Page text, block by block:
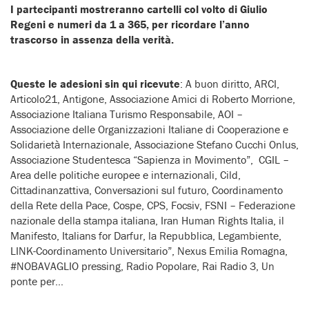
I partecipanti mostreranno cartelli col volto di Giulio
Regeni e numeri da 1 a 365, per ricordare l’anno
trascorso in assenza della verità.
Queste le adesioni sin qui ricevute: A buon diritto, ARCI,
Articolo21, Antigone, Associazione Amici di Roberto Morrione,
Associazione Italiana Turismo Responsabile, AOI –
Associazione delle Organizzazioni Italiane di Cooperazione e
Solidarietà Internazionale, Associazione Stefano Cucchi Onlus,
Associazione Studentesca “Sapienza in Movimento”, CGIL –
Area delle politiche europee e internazionali, Cild,
Cittadinanzattiva, Conversazioni sul futuro, Coordinamento
della Rete della Pace, Cospe, CPS, Focsiv, FSNI – Federazione
nazionale della stampa italiana, Iran Human Rights Italia, il
Manifesto, Italians for Darfur, la Repubblica, Legambiente,
LINK-Coordinamento Universitario”, Nexus Emilia Romagna,
#NOBAVAGLIO pressing, Radio Popolare, Rai Radio 3, Un
ponte per…